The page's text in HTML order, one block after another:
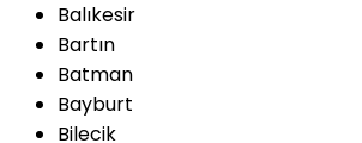
Balıkesir
Bartın
Batman
Bayburt
Bilecik